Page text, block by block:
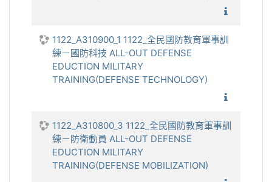
1122_A310900_1 1122_全民國防教育軍事訓
練－國防科技 ALL-OUT DEFENSE
EDUCTION MILITARY
TRAINING(DEFENSE TECHNOLOGY)
1122_A310800_3 1122_全民國防教育軍事訓
練－防衛動員 ALL-OUT DEFENSE
EDUCTION MILITARY
TRAINING(DEFENSE MOBILIZATION)